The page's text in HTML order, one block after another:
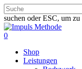
Zum
Hauptinhalt
springen
suchen oder ESC, um zu
Suche
schließen
0
Shop
Leistungen